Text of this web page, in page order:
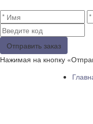
Отправить заказ
Нажимая на кнопку